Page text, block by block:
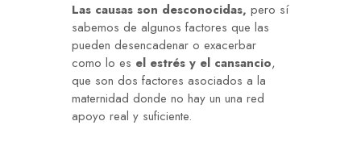
Las causas son desconocidas, pero sí
sabemos de algunos factores que las
pueden desencadenar o exacerbar
como lo es el estrés y el cansancio,
que son dos factores asociados a la
maternidad donde no hay un una red
apoyo real y suficiente.